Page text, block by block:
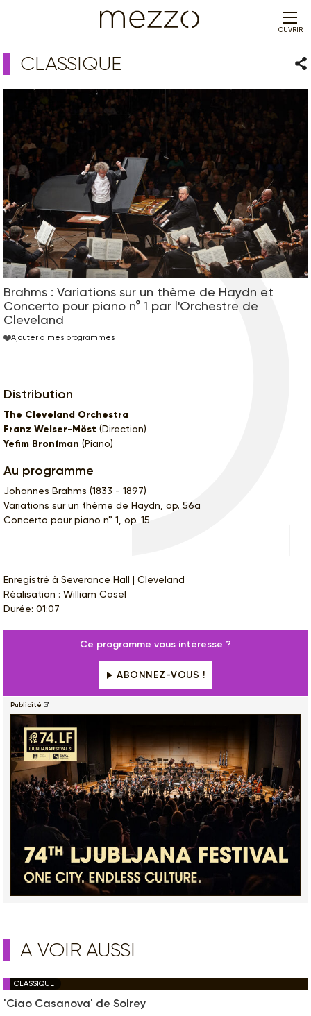
OUVRIR
CLASSIQUE
Brahms : Variations sur un thème de Haydn et
Concerto pour piano n° 1 par l'Orchestre de
Cleveland
Ajouter à mes programmes
Distribution
The Cleveland Orchestra
Franz Welser-Möst (Direction)
Yefim Bronfman (Piano)
Au programme
Johannes Brahms (1833 - 1897)
Variations sur un thème de Haydn, op. 56a
Concerto pour piano n° 1, op. 15
Enregistré à Severance Hall | Cleveland
Réalisation : William Cosel
Durée: 01:07
Ce programme vous intéresse ?
ABONNEZ-VOUS !
Publicité
A VOIR AUSSI
CLASSIQUE
'Ciao Casanova' de Solrey